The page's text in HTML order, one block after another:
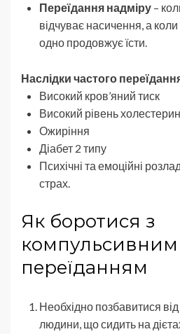
Переїдання надміру –
відчуває насичення, а
одно продовжує їсти.
Наслідки частого
Високий кров’яний тиск
Високий рівень
Ожиріння
Діабет 2 типу
Психічні та емоційні
страх.
Як боротися з
компульсивним
переїданням
Необхідно позбавитися
людини, що сидить на